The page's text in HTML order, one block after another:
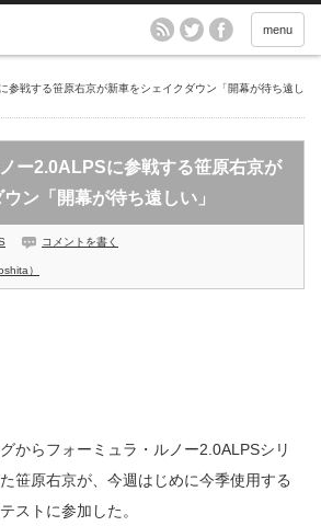
menu
参戦する笹原右京が新車をシェイクダウン「開幕が待ち遠し
ー2.0ALPSに参戦する笹原右京が
ン「開幕が待ち遠しい」
コメントを書く
）
からフォーミュラ・ルノー2.0ALPSシリ
笹原右京が、今週はじめに今季使用する
ストに参加した。